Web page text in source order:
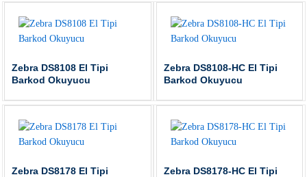
Zebra DS8108 El Tipi
Barkod Okuyucu
Zebra DS8108-HC El Tipi
Barkod Okuyucu
Zebra DS8178 El Tipi
Zebra DS8178-HC El Tipi